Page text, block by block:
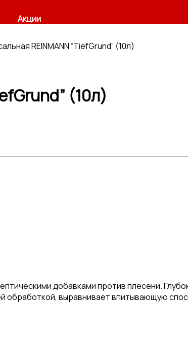
Акции
REINMANN “TiefGrund” (10л)
(10л)
добавками против плесени.
обработкой, выравнивает впитывающую